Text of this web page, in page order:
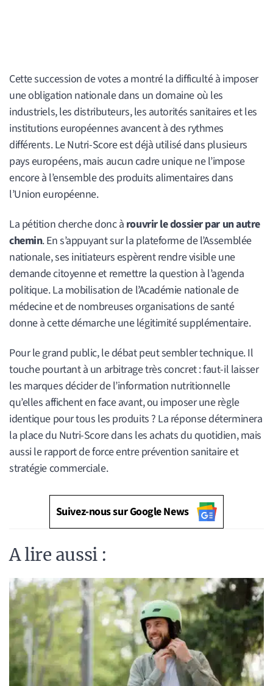
Cette succession de votes a montré la difficulté à imposer
une obligation nationale dans un domaine où les
industriels, les distributeurs, les autorités sanitaires et les
institutions européennes avancent à des rythmes
différents. Le Nutri-Score est déjà utilisé dans plusieurs
pays européens, mais aucun cadre unique ne l’impose
encore à l’ensemble des produits alimentaires dans
l’Union européenne.
La pétition cherche donc à rouvrir le dossier par un autre
chemin. En s’appuyant sur la plateforme de l’Assemblée
nationale, ses initiateurs espèrent rendre visible une
demande citoyenne et remettre la question à l’agenda
politique. La mobilisation de l’Académie nationale de
médecine et de nombreuses organisations de santé
donne à cette démarche une légitimité supplémentaire.
Pour le grand public, le débat peut sembler technique. Il
touche pourtant à un arbitrage très concret : faut-il laisser
les marques décider de l’information nutritionnelle
qu’elles affichent en face avant, ou imposer une règle
identique pour tous les produits ? La réponse déterminera
la place du Nutri-Score dans les achats du quotidien, mais
aussi le rapport de force entre prévention sanitaire et
stratégie commerciale.
Suivez-nous sur Google News
A lire aussi :